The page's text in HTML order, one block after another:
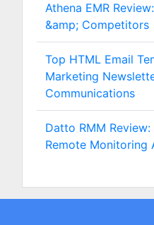
Athena EMR
&amp; Competitors
Top HTML Email
Marketing
Communications
Datto RMM
Remote Monitoring